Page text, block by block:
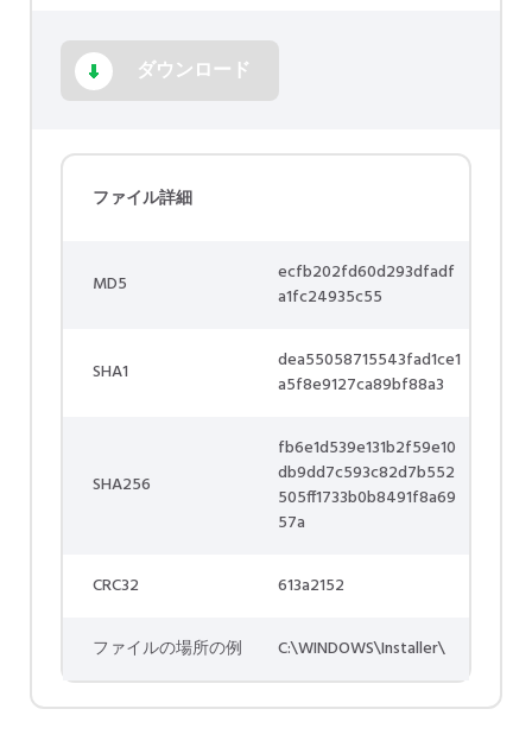
ダウンロード
ファイル詳細
MD5
ecfb202fd60d293dfadf
a1fc24935c55
SHA1
dea55058715543fad1ce1
a5f8e9127ca89bf88a3
SHA256
fb6e1d539e131b2f59e10
db9dd7c593c82d7b552
505ff1733b0b8491f8a69
57a
CRC32 613a2152
ファイルの場所の例 C:\WINDOWS\Installer\